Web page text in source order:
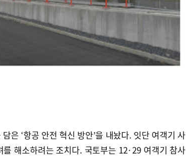
은 ‘항공 안전 혁신 방안’을 내놨다. 잇단 여객기 사
해소하려는 조치다. 국토부는 12·29 여객기 참사